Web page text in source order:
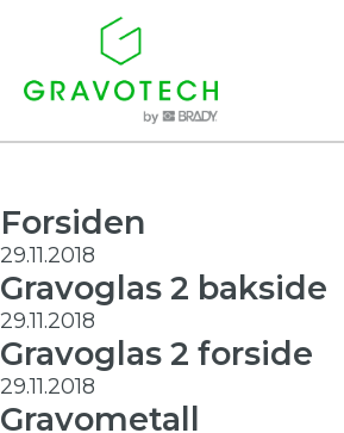
Forsiden
29.11.2018
Gravoglas 2 bakside
29.11.2018
Gravoglas 2 forside
29.11.2018
Gravometall